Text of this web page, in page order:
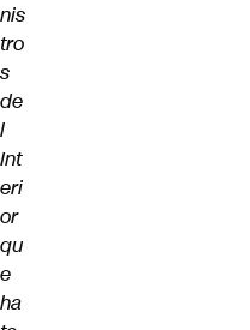
nis
tro
s
de
l
Int
eri
or
qu
e
ha